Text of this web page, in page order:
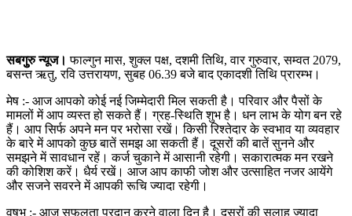
सबगुुरु न्यूज। फाल्गुन मास, शुक्ल पक्ष, दशमी तिथि, वार गुरुवार, सम्वत 2079,
बसन्त ऋतु, रवि उत्तरायण, सुबह 06.39 बजे बाद एकादशी तिथि प्रारम्भ।
मेष :- आज आपको कोई नई जिम्मेदारी मिल सकती है। परिवार और पैसों के
मामलों में आप व्यस्त हो सकते हैं। ग्रह-स्थिति शुभ है। धन लाभ के योग बन रहे
हैं। आप सिर्फ अपने मन पर भरोसा रखें। किसी रिश्तेदार के स्वभाव या व्यवहार
के बारे में आपको कुछ बातें समझ आ सकती हैं। दूसरों की बातें सुनने और
समझने में सावधान रहें। कर्ज चुकाने में आसानी रहेगी। सकारात्मक मन रखने
की कोशिश करें। धैर्य रखें। आज आप काफी जोश और उत्साहित नजर आयेंगे
और सजने सवरने में आपकी रूचि ज्यादा रहेगी।
वृषभ :- आज सफलता प्रदान करने वाला दिन है। दूसरों की सलाह ज्यादा